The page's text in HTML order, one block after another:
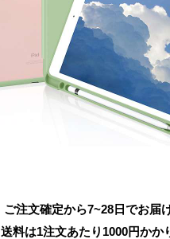
ご注文確定から7~28日でお届
送料は1注文あたり 1000円かか